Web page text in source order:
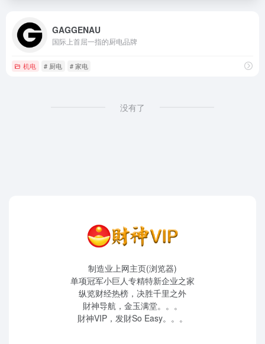
GAGGENAU
国际上首屈一指的厨电品牌
机电 # 厨电 # 家电
没有了
制造业上网主页(浏览器)
单项冠军小巨人专精特新企业之家
纵览财经热榜，决胜千里之外
財神导航，金玉满堂。。。
財神VIP，发財So Easy。。。